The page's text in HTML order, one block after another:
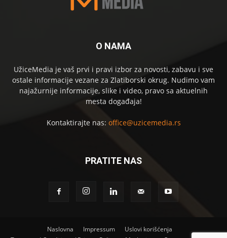
O NAMA
UžiceMedia je vaš prvi i pravi izbor za novosti, zabavu i sve
ostale informacije vezane za Zlatiborski okrug. Nudimo vam
najažurnije informacije, slike i video, pravo sa aktuelnih
mesta događaja!
Kontaktirajte nas: office@uzicemedia.rs
PRATITE NAS
Naslovna Impressum
Uslovi korišćenja